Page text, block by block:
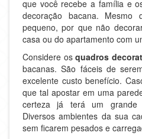
que você recebe a família e
decoração bacana.
pequeno, por que não
casa ou do apartamento com
Considere os quadros
bacanas. São fáceis de
excelente custo benefício.
que tal apostar em uma
certeza já terá um grande
Diversos ambientes da sua
sem ficarem pesados e